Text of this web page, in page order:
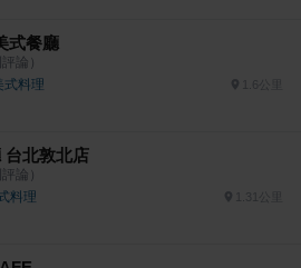
式餐廳
論）
式料理 1.6公里
台北敦北店
論）
料理 1.31公里